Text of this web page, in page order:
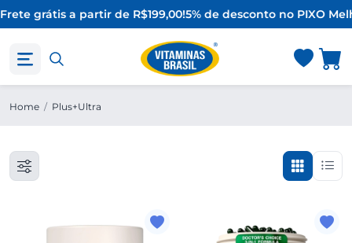
grátis a partir de R$199,00!5% de desconto no PIXO
Home / Plus+Ultra